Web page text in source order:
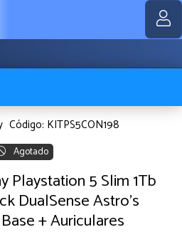
Enviar
Código: KITPS5CON198
Agotado
Playstation 5 Slim 1Tb
DualSense Astro's
+ Auriculares